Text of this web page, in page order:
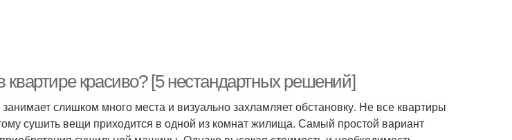
квартире красиво? [5 нестандартных решений]
слишком много места и визуально захламляет обстановку. Не все квартиры
сушить вещи приходится в одной из комнат жилища. Самый простой вариант